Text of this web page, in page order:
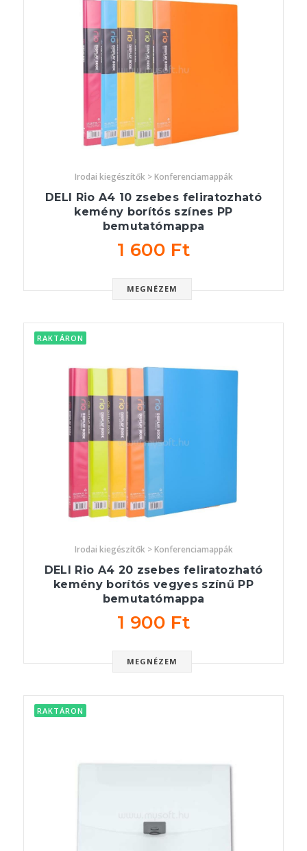
Irodai kiegészítők > Konferenciamappák
DELI Rio A4 10 zsebes feliratozható
kemény borítós színes PP
bemutatómappa
1 600 Ft
MEGNÉZEM
RAKTÁRON
Irodai kiegészítők > Konferenciamappák
DELI Rio A4 20 zsebes feliratozható
kemény borítós vegyes színű PP
bemutatómappa
1 900 Ft
MEGNÉZEM
RAKTÁRON